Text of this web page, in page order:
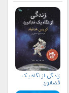
زندگی از نگاه یک
فضانورد